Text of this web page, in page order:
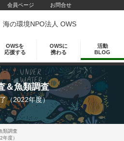
会員ページ お問合せ
海の環境NPO法人 OWS
OWSを
応援する
OWSに
携わる
活動
BLOG
＆魚類調査
（2022年度）
類調査
度）